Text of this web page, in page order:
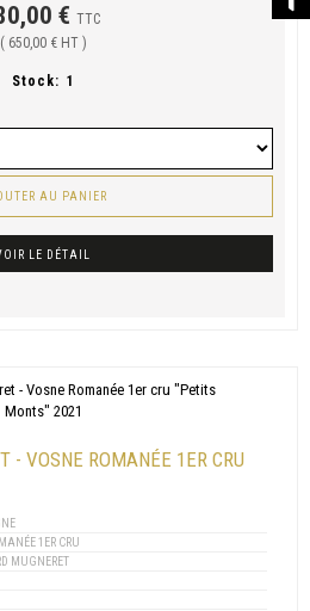
€ TTC
( 650,00 € HT )
Stock: 1
AU PANIER
LE DÉTAIL
- VOSNE ROMANÉE 1ER CRU
1ER CRU
MUGNERET